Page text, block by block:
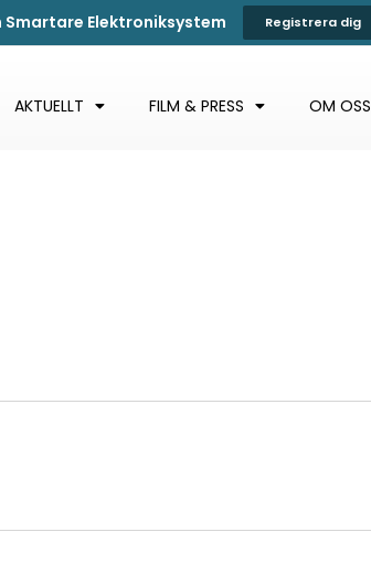
Elektroniksystem Registrera dig
AKTUELLT FILM & PRESS OM OSS